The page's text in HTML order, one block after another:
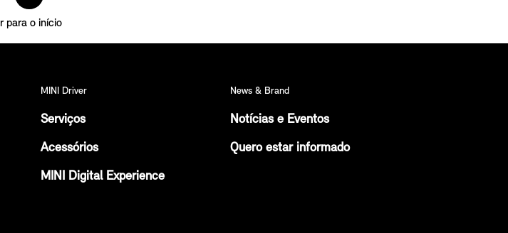
Ir para o início
MINI Driver
Serviços
Acessórios
MINI Digital Experience
News & Brand
Notícias e Eventos
Quero estar informado